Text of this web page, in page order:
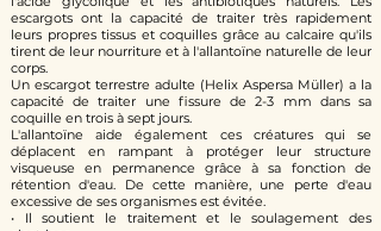
escargots ont la capacité de traiter très rapidement
leurs propres tissus et coquilles grâce au calcaire qu'ils
tirent de leur nourriture et à l'allantoïne naturelle de leur
corps.
Un escargot terrestre adulte (Helix Aspersa Müller) a la
capacité de traiter une fissure de 2-3 mm dans sa
coquille en trois à sept jours.
L'allantoïne aide également ces créatures qui se
déplacent en rampant à protéger leur structure
visqueuse en permanence grâce à sa fonction de
rétention d'eau. De cette manière, une perte d'eau
excessive de ses organismes est évitée.
• Il soutient le traitement et le soulagement des